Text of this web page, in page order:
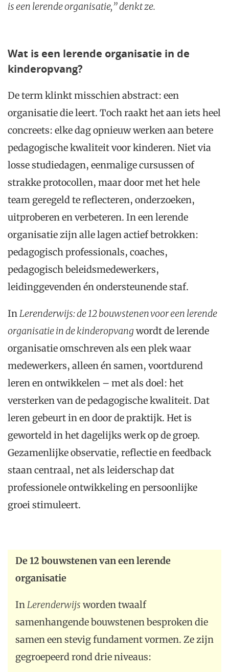
is een lerende organisatie,” denkt ze.
Wat is een lerende organisatie in de
kinderopvang?
De term klinkt misschien abstract: een
organisatie die leert. Toch raakt het aan iets heel
concreets: elke dag opnieuw werken aan betere
pedagogische kwaliteit voor kinderen. Niet via
losse studiedagen, eenmalige cursussen of
strakke protocollen, maar door met het hele
team geregeld te reflecteren, onderzoeken,
uitproberen en verbeteren. In een lerende
organisatie zijn alle lagen actief betrokken:
pedagogisch professionals, coaches,
pedagogisch beleidsmedewerkers,
leidinggevenden én ondersteunende staf.
InLerenderwijs: de 12 bouwstenen voor een lerende
organisatie in de kinderopvangwordt de lerende
organisatie omschreven als een plek waar
medewerkers, alleen én samen, voortdurend
leren en ontwikkelen – met als doel: het
versterken van de pedagogische kwaliteit. Dat
leren gebeurt in en door de praktijk. Het is
geworteld in het dagelijks werk op de groep.
Gezamenlijke observatie, reflectie en feedback
staan centraal, net als leiderschap dat
professionele ontwikkeling en persoonlijke
groei stimuleert.
De 12 bouwstenen van een lerende
organisatie
InLerenderwijs worden twaalf
samenhangende bouwstenen besproken die
samen een stevig fundament vormen. Ze zijn
gegroepeerd rond drie niveaus: